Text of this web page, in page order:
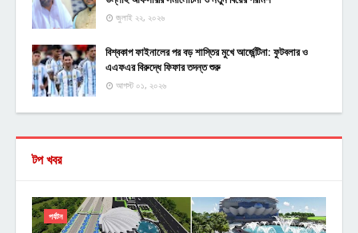
জুলাই ২২, ২০২৬
বিশ্বকাপ ফাইনালের পর বড় শাস্তির মুখে আর্জেন্টিনা: ফুটবলার ও
এএফএর বিরুদ্ধে ফিফার তদন্ত শুরু
আগস্ট ০১, ২০২৬
টপ খবর
পর্যটন